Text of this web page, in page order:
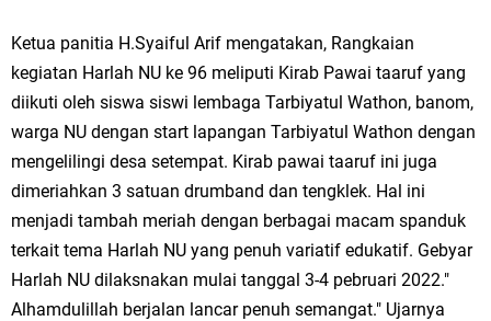
Ketua DPD Golkar Gresik Wongso Negoro Sambut Tahun Baru Islam
1448 H dengan Doa Kedamaian
Wakil Ketua DPRD Gresik Mujid Riduan Sampaikan Doa dan Harapan di
Tahun Baru Islam 1448 H
Selamat Tahun Baru Islam 1 Muharram 1448 H: Pesan Hijrah Drs. H.
Husnul Aqib, M.M. untuk Negeri
PDUF MUI Jatim Gelar Doa Awal Tahun Hijriah, Teguhkan Optimisme
Ketua panitia H.Syaiful Arif mengatakan, Rangkaian
kegiatan Harlah NU ke 96 meliputi Kirab Pawai taaruf yang
diikuti oleh siswa siswi lembaga Tarbiyatul Wathon, banom,
warga NU dengan start lapangan Tarbiyatul Wathon dengan
mengelilingi desa setempat. Kirab pawai taaruf ini juga
dimeriahkan 3 satuan drumband dan tengklek. Hal ini
menjadi tambah meriah dengan berbagai macam spanduk
terkait tema Harlah NU yang penuh variatif edukatif. Gebyar
Harlah NU dilaksnakan mulai tanggal 3-4 pebruari 2022."
Alhamdulillah berjalan lancar penuh semangat." Ujarnya